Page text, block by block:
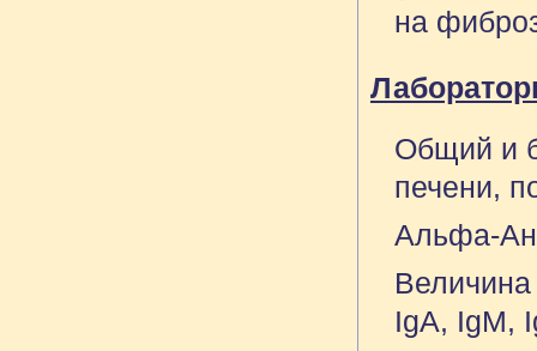
на
Общий и
печени,
Альфа-
IgA, IgM,